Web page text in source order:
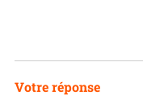
Votre réponse